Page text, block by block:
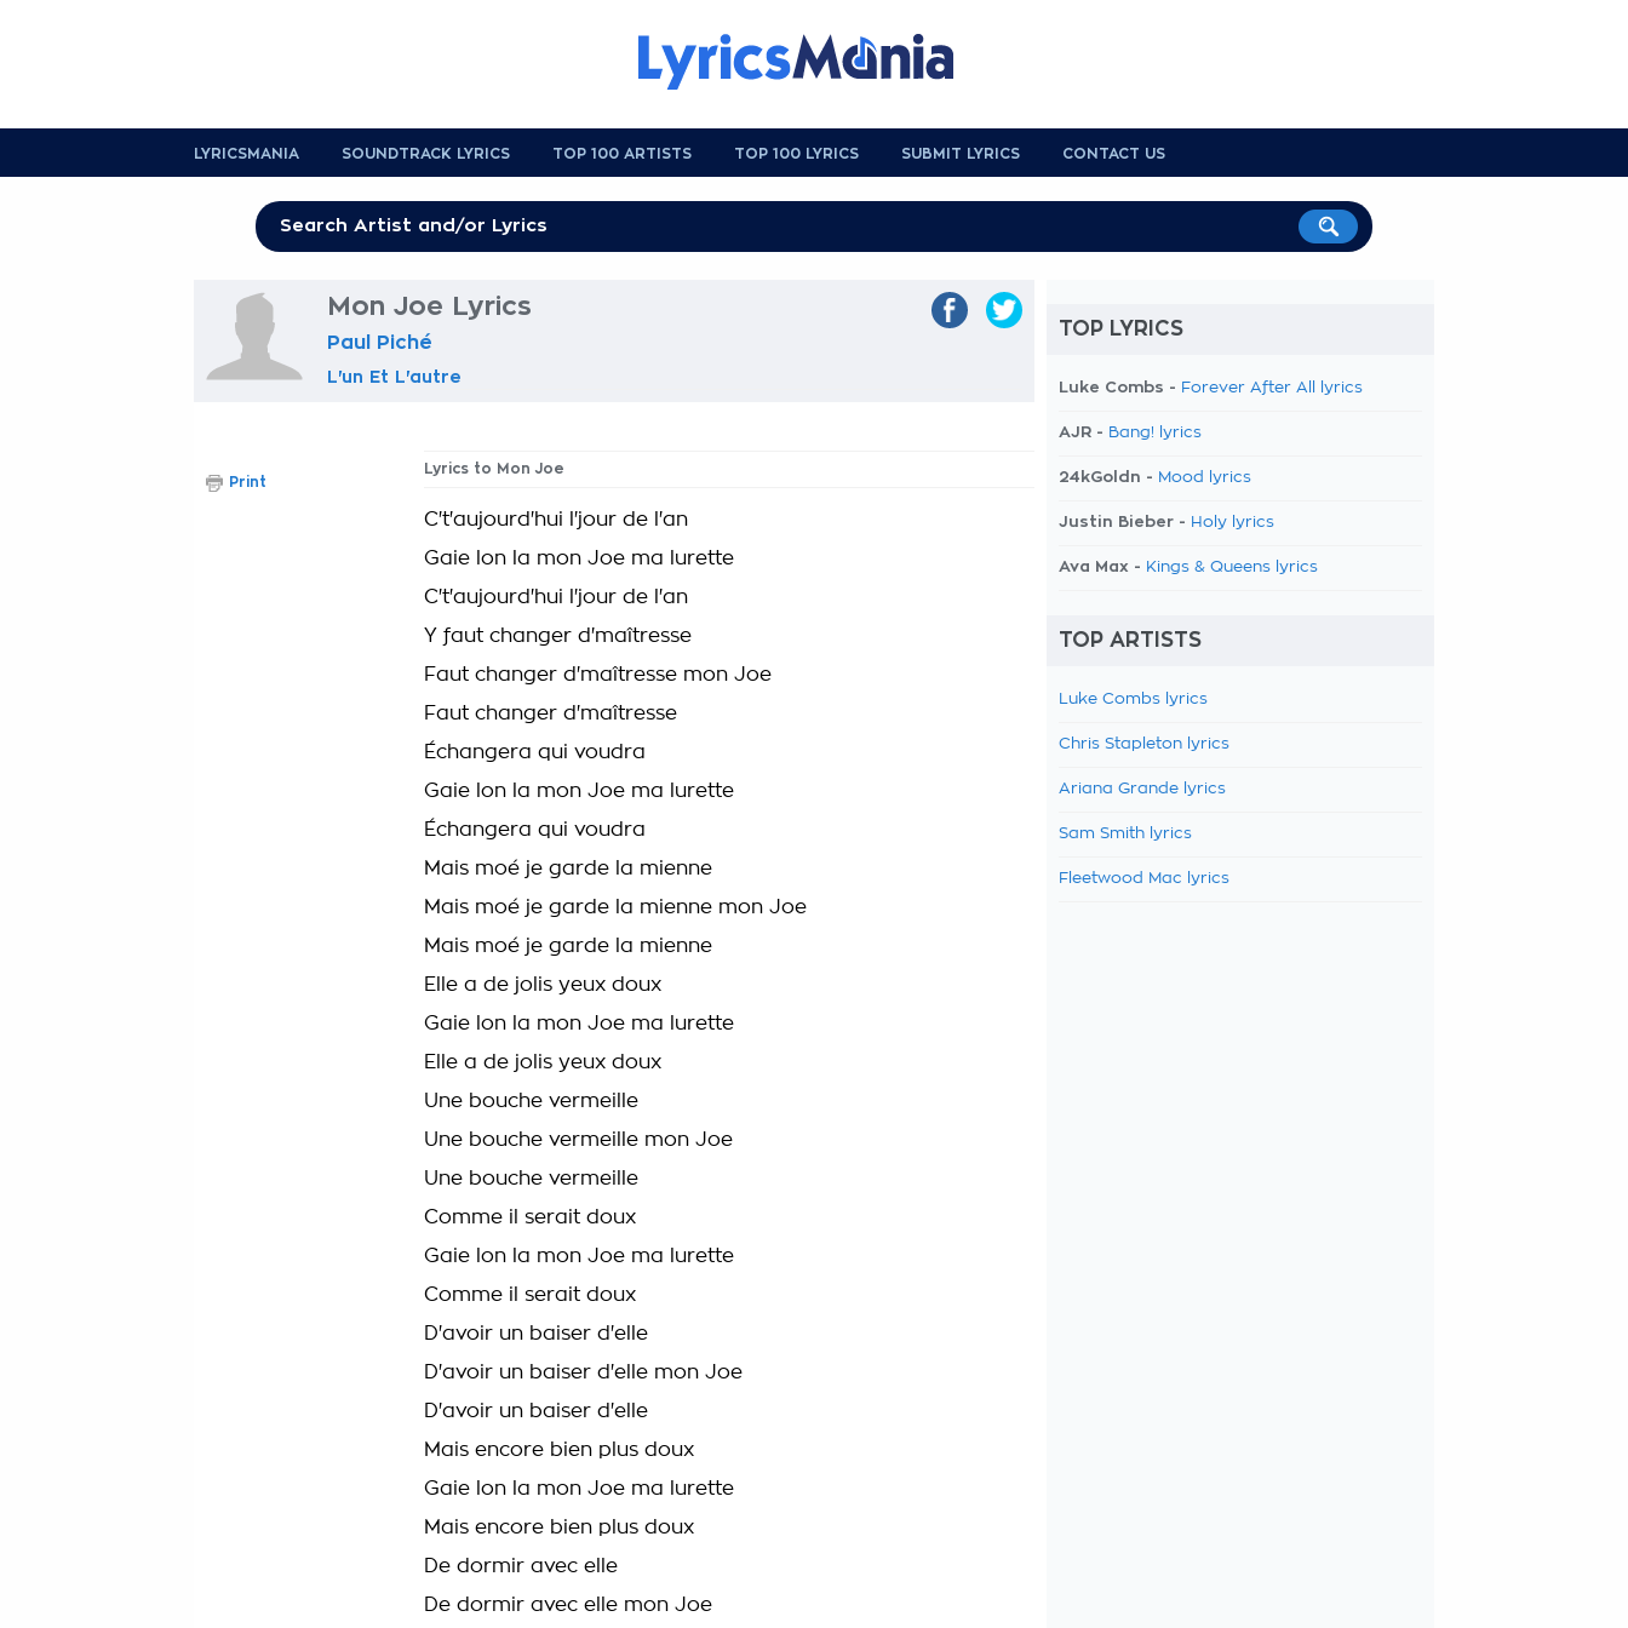
LYRICSMANIA SOUNDTRACK LYRICS TOP 100 ARTISTS TOP 100 LYRICS SUBMIT LYRICS CONTACT US
Mon Joe Lyrics
Paul Piché
L'un Et L'autre
Lyrics to Mon Joe
C't'aujourd'hui l'jour de l'an
Gaie lon la mon Joe ma lurette
C't'aujourd'hui l'jour de l'an
Y faut changer d'maîtresse
Faut changer d'maîtresse mon Joe
Faut changer d'maîtresse
Échangera qui voudra
Gaie lon la mon Joe ma lurette
Échangera qui voudra
Mais moé je garde la mienne
Mais moé je garde la mienne mon Joe
Mais moé je garde la mienne
Elle a de jolis yeux doux
Gaie lon la mon Joe ma lurette
Elle a de jolis yeux doux
Une bouche vermeille
Une bouche vermeille mon Joe
Une bouche vermeille
Comme il serait doux
Gaie lon la mon Joe ma lurette
Comme il serait doux
D'avoir un baiser d'elle
D'avoir un baiser d'elle mon Joe
D'avoir un baiser d'elle
Mais encore bien plus doux
Gaie lon la mon Joe ma lurette
Mais encore bien plus doux
De dormir avec elle
De dormir avec elle mon Joe
Print
TOP LYRICS
Luke Combs - Forever After All lyrics
AJR - Bang! lyrics
24kGoldn - Mood lyrics
Justin Bieber - Holy lyrics
Ava Max - Kings & Queens lyrics
TOP ARTISTS
Luke Combs lyrics
Chris Stapleton lyrics
Ariana Grande lyrics
Sam Smith lyrics
Fleetwood Mac lyrics